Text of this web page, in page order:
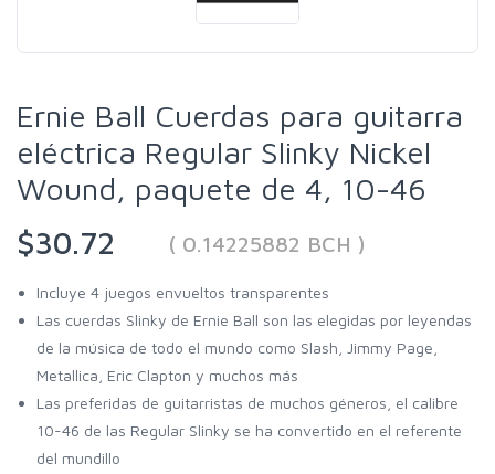
Ernie Ball Cuerdas para guitarra
eléctrica Regular Slinky Nickel
Wound, paquete de 4, 10-46
$30.72
( 0.14225882 BCH )
Incluye 4 juegos envueltos transparentes
Las cuerdas Slinky de Ernie Ball son las elegidas por leyendas
de la música de todo el mundo como Slash, Jimmy Page,
Metallica, Eric Clapton y muchos más
Las preferidas de guitarristas de muchos géneros, el calibre
10-46 de las Regular Slinky se ha convertido en el referente
del mundillo